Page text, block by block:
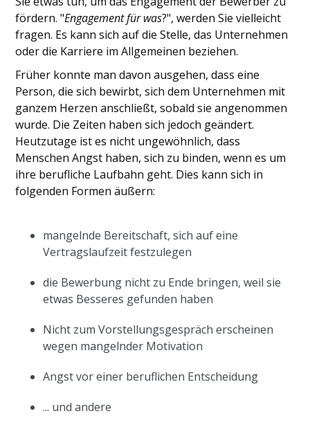
Auswahlverfahrens
fördern. "Engagement für was?", werden Sie vielleicht
fragen. Es kann sich auf die Stelle, das Unternehmen
oder die Karriere im Allgemeinen beziehen.
Früher konnte man davon ausgehen, dass eine
Person, die sich bewirbt, sich dem Unternehmen mit
ganzem Herzen anschließt, sobald sie angenommen
wurde. Die Zeiten haben sich jedoch geändert.
Heutzutage ist es nicht ungewöhnlich, dass
Menschen Angst haben, sich zu binden, wenn es um
ihre berufliche Laufbahn geht. Dies kann sich in
folgenden Formen äußern:
mangelnde Bereitschaft, sich auf eine
Vertragslaufzeit festzulegen
die Bewerbung nicht zu Ende bringen, weil sie
etwas Besseres gefunden haben
Nicht zum Vorstellungsgespräch erscheinen
wegen mangelnder Motivation
Angst vor einer beruflichen Entscheidung
... und andere